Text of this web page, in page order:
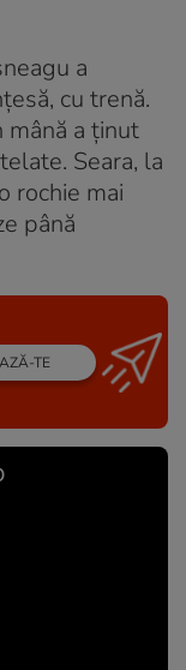
a
cu trenă.
mână a ținut
Seara, la
rochie mai
până
TE